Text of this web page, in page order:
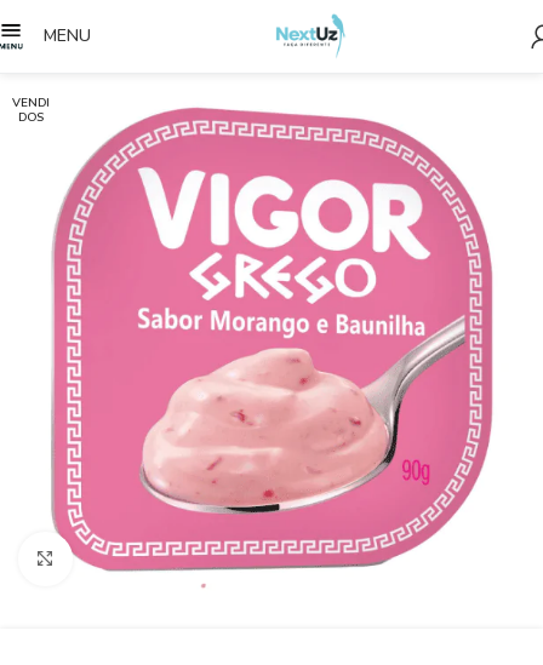
MENU
VENDI
DOS
Clique para ampliar